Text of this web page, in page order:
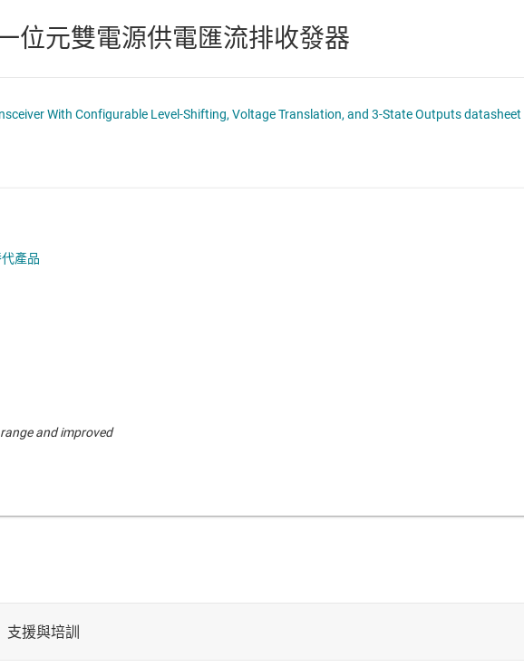
壓轉換
IC
位元雙電源供電匯流排收發器
SN74AVCH1T45 Single-Bit Dual-Supply Bus Transceiver With Configurable Level-Shifting, Voltage Translation, and 3-State Outputs
產品
and improved